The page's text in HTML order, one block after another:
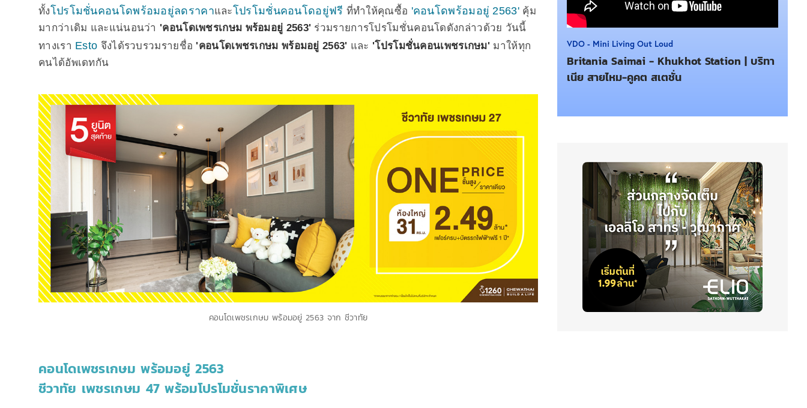
ทั้งโปรโมชั่นคอนโดพร้อมอยู่ลดราคาและโปรโมชั่นคอนโดอยู่ฟรี ที่ทำให้คุณซื้อ 'คอนโดพร้อมอยู่ 2563'คุ้ม
มากว่าเดิม และแน่นอนว่า 'คอนโดเพชรเกษม พร้อมอยู่ 2563' ร่วมรายการโปรโมชั่นคอนโดดังกล่าวด้วย วันนี้
ทางเรา Esto จึงได้รวบรวมรายชื่อ 'คอนโดเพชรเกษม พร้อมอยู่ 2563' และ 'โปรโมชั่นคอนเพชรเกษม' มาให้ทุก
คนได้อัพเดทกัน
คอนโดเพชรเกษม พร้อมอยู่ 2563 จาก ชีวาทัย
คอนโดเพชรเกษม พร้อมอยู่ 2563
ชีวาทัย เพชรเกษม 47 พร้อมโปรโมชั่นราคาพิเศษ
VDO - Mini Living Out Loud
Britania Saimai - Khukhot Station | บริทา
เนีย สายไหม-คูคต สเตชั่น